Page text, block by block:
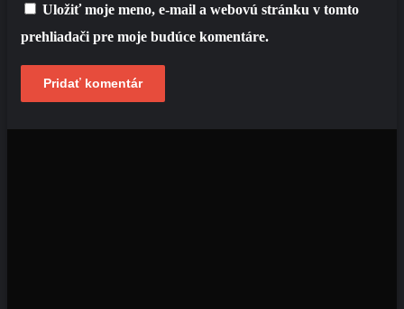
Uložiť moje meno, e-mail a webovú stránku v tomto
prehliadači pre moje budúce komentáre.